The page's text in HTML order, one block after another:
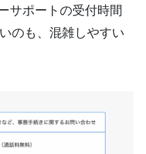
サポートの受付時間
のも、混雑しやすい